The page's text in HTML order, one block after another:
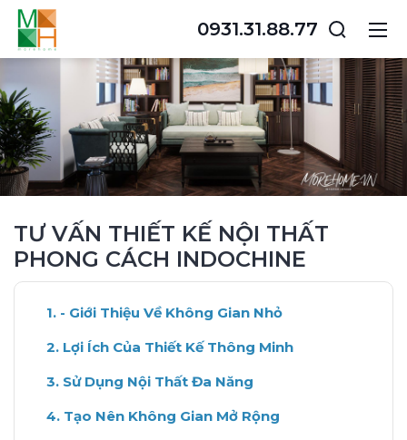
0931.31.88.77
TƯ VẤN THIẾT KẾ NỘI THẤT
PHONG CÁCH INDOCHINE
- Giới Thiệu Về Không Gian Nhỏ
Lợi Ích Của Thiết Kế Thông Minh
Sử Dụng Nội Thất Đa Năng
Tạo Nên Không Gian Mở Rộng